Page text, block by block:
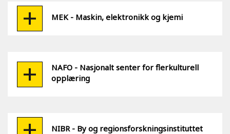
MEK - Maskin, elektronikk og kjemi
NAFO - Nasjonalt senter for flerkulturell
opplæring
NIBR - By og regionsforskningsinstituttet